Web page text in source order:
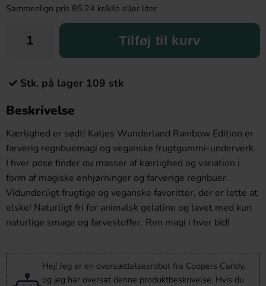
Sammenlign pris 85.24 kr/kilo eller liter
Tilføj til kurv
Stk. på lager 109 stk
Beskrivelse
Kærlighed er sødt! Katjes Wunderland Rainbow Edition er
farverig regnbuemagi og veganske frugtgummi-underverk.
I hver pose finder du masser af kærlighed og variation i
form af magiske enhjørninger og farverige regnbuer.
Vidunderligt frugtige og veganske favoritter, der er lette at
elske! Naturligt fri for animalsk gelatine og lavet med kun
naturlige smage og farvestoffer. Ren magi i hver bid!
Hej! Jeg er en oversættelsesrobot fra Coopers Candy,
og jeg har oversat denne produktbeskrivelse. Hvis du